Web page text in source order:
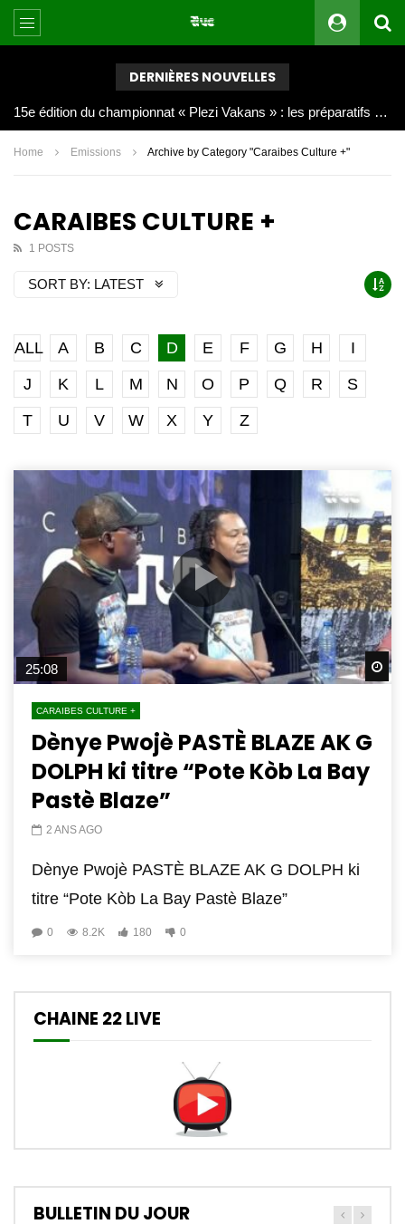
DERNIÈRES NOUVELLES
Joy Clerf Derisier, sur les traces de son père : évangéliser par la musique
Home Emissions Archive by Category "Caraibes Culture +"
CARAIBES CULTURE +
1 POSTS
SORT BY: LATEST
ALL A B C D E F G H
I
J
K L M N O P Q R
S
T
U V W X Y Z
25:08
CARAIBES CULTURE +
Dènye Pwojè PASTÈ BLAZE AK G
DOLPH ki titre “Pote Kòb La Bay
Pastè Blaze”
2 ANS AGO
Dènye Pwojè PASTÈ BLAZE AK G DOLPH ki
titre “Pote Kòb La Bay Pastè Blaze”
0 8.2K 180 0
CHAINE 22 LIVE
BULLETIN DU JOUR